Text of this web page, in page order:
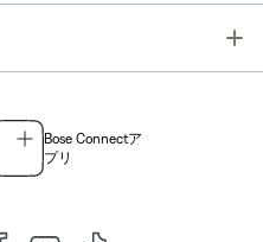
Bose Connectア
プリ